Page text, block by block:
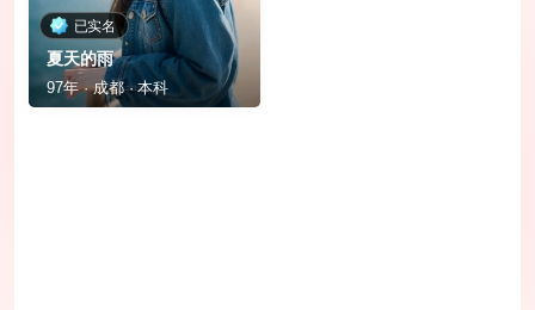
已实名
夏天的雨
97年 · 成都 · 本科